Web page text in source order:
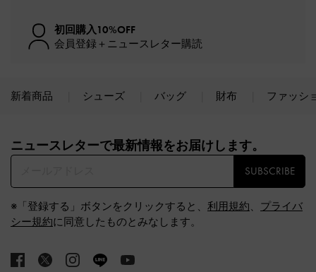
初回購入10%OFF
会員登録＋ニュースレター購読
新着商品 シューズ バッグ 財布 ファッシ
ニュースレターで最新情報をお届けします。​
SUBSCRIBE
※「登録する」ボタンをクリックすると、 利用規約、 プライバ
シー規約に同意したものとみなします。